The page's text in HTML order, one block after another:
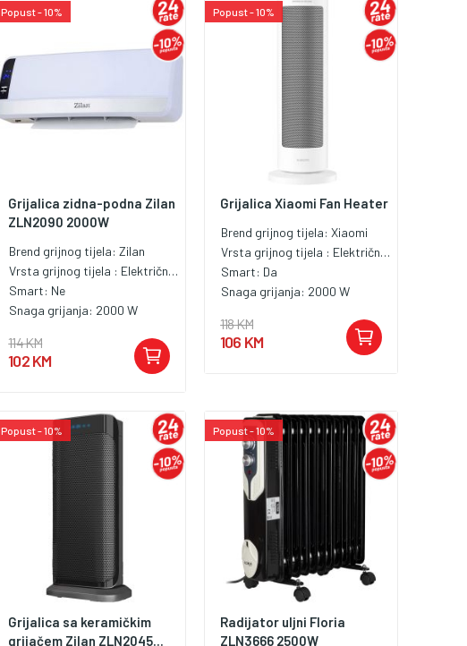
Popust - 10%
Grijalica zidna-podna Zilan
ZLN2090 2000W
Brend grijnog tijela:Zilan
Vrsta grijnog tijela : Električna grijalica
Smart: Ne
Snaga grijanja: 2000 W
114 KM
102 KM
Popust - 10%
Grijalica Xiaomi Fan Heater
Brend grijnog tijela:Xiaomi
Vrsta grijnog tijela : Električna grijalica
Smart: Da
Snaga grijanja: 2000 W
118 KM
106 KM
Popust - 10%
Grijalica sa keramičkim
grijačem Zilan ZLN2045...
Popust - 10%
Radijator uljni Floria
ZLN3666 2500W